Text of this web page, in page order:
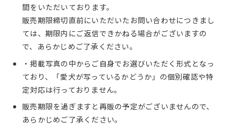
間をいただいております。
販売期限締切直前にいただいたお問い合わせにつきまし
ては、期限内にご返信できかねる場合がございますの
で、あらかじめご了承ください。
・掲載写真の中からご自身でお選びいただく形式となっ
ており、「愛犬が写っているかどうか」の個別確認や特
定対応は行っておりません。
販売期限を過ぎますと再販の予定がございませんので、
あらかじめご了承ください。